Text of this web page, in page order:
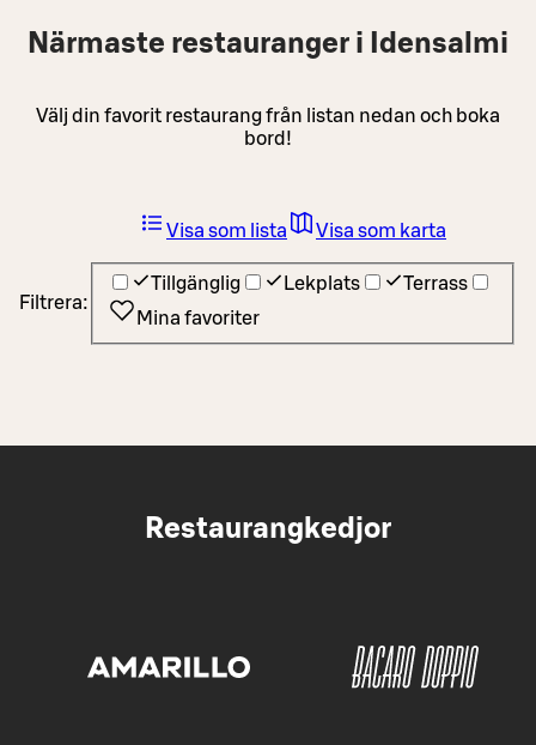
Närmaste restauranger i Idensalmi
Välj din favorit restaurang från listan nedan och boka
bord!
Filtrera:
Tillgänglig Lekplats
Terrass
Mina favoriter
Visa som lista Visa som karta
Restaurangkedjor